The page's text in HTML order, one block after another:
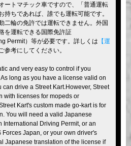
東京 渋谷
東京ベイ
大阪
ートマチック車ですので、「普通運転
持ちであれば、誰でも運転可能です。
二輪の免許では運転できません。外国
を運転できる国際免許証
Permit）等が必要です。詳しくは 【運
参考にしてください。
and very easy to control if you
long as you have a license valid on
drive a Street Kart.However, Street
with licenses for mopeds or
Kart's custom made go-kart is for
You will need a valid Japanese
International Driving Permit, or an
Forces Japan, or your own driver's
Japanese translation of the license if